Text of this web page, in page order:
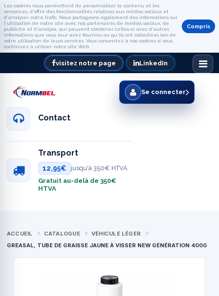
Les cookies nous permettent de personnaliser le contenu et les
annonces, d'offrir des fonctionnalités relatives aux médias sociaux et
d'analyser notre trafic. Nous partageons également des informations sur
l'utilisation de notre site avec nos partenaires de médias sociaux, de
publicité et d'analyse, qui peuvent combiner celles-ci avec d'autres
informations que vous leur avez fournies ou qu'ils ont collectées lors de
votre utilisation de leurs services. Vous consentez à nos cookies si vous
continuez à utiliser notre site Web.
Compris
visitez notre page LinkedIn
Contact
Transport
12,95€
jusqu'à 350€ HTVA
Gratuit au-delà de 350€
HTVA
Se connecter
ACCUEIL CATALOGUE
VÉHICULE LÉGER
GREASAL, TUBE DE GRAISSE JAUNE À VISSER NEW GÉNÉRATION 400G